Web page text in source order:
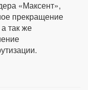
«Максент»,
прекращение
так же